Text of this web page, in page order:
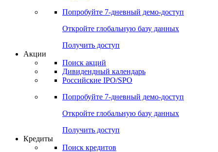
Попробуйте 7-дневный демо-доступ
Откройте глобальную базу данных
Получить доступ
Акции
Поиск акций
Дивидендный календарь
Российские IPO/SPO
Попробуйте 7-дневный демо-доступ
Откройте глобальную базу данных
Получить доступ
Кредиты
Поиск кредитов